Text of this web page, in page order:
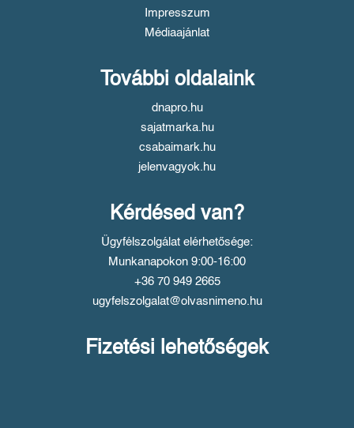
Impresszum
Médiaajánlat
További oldalaink
dnapro.hu
sajatmarka.hu
csabaimark.hu
jelenvagyok.hu
Kérdésed van?
Ügyfélszolgálat elérhetősége:
Munkanapokon 9:00-16:00
+36 70 949 2665
ugyfelszolgalat@olvasnimeno.hu
Fizetési lehetőségek